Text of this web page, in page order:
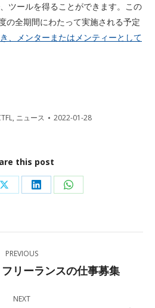
ツールを得ることができます。この
の全期間にわたって実施される予定
、メンターまたはメンティーとして
, ニュース 2022-01-28
this post
Share
X
Share
LinkedIn
Share
WhatsApp
PREVIOUS
Previous
リーランスの仕事募集
NEXT